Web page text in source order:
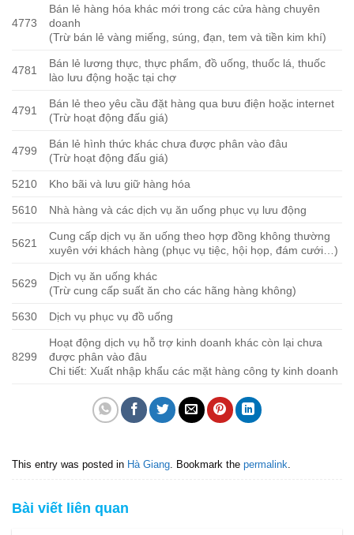
4773
Bán lẻ hàng hóa khác mới trong các cửa hàng chuyên
doanh
(Trừ bán lẻ vàng miếng, súng, đạn, tem và tiền kim khí)
4781
Bán lẻ lương thực, thực phẩm, đồ uống, thuốc lá, thuốc
lào lưu động hoặc tại chợ
4791
Bán lẻ theo yêu cầu đặt hàng qua bưu điện hoặc internet
(Trừ hoạt động đấu giá)
4799
Bán lẻ hình thức khác chưa được phân vào đâu
(Trừ hoạt động đấu giá)
5210 Kho bãi và lưu giữ hàng hóa
5610 Nhà hàng và các dịch vụ ăn uống phục vụ lưu động
5621
Cung cấp dịch vụ ăn uống theo hợp đồng không thường
xuyên với khách hàng (phục vụ tiệc, hội họp, đám cưới…)
5629
Dịch vụ ăn uống khác
(Trừ cung cấp suất ăn cho các hãng hàng không)
5630 Dịch vụ phục vụ đồ uống
8299
Hoạt động dịch vụ hỗ trợ kinh doanh khác còn lại chưa
được phân vào đâu
Chi tiết: Xuất nhập khẩu các mặt hàng công ty kinh doanh
This entry was posted in Hà Giang. Bookmark the permalink.
Bài viết liên quan